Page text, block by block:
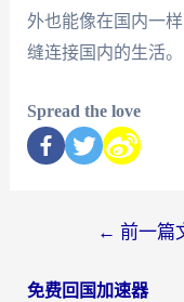
外也能像在国内一
缝连接国内的生活。
Spread the love
← 前一篇
免费回国加速器